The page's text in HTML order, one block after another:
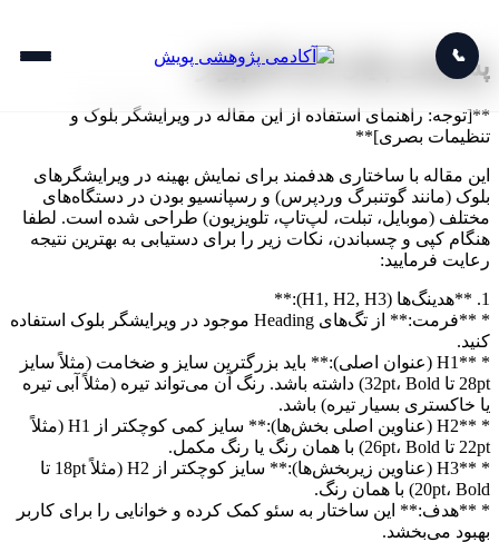
📞
پشتیبانی پایان نامه کامپیوتر
**[توجه: راهنمای استفاده از این مقاله در ویرایشگر بلوک و
تنظیمات بصری]**
این مقاله با ساختاری هدفمند برای نمایش بهینه در ویرایشگرهای
بلوک (مانند گوتنبرگ وردپرس) و رسپانسیو بودن در دستگاه‌های
مختلف (موبایل، تبلت، لپ‌تاپ، تلویزیون) طراحی شده است. لطفا
هنگام کپی و چسباندن، نکات زیر را برای دستیابی به بهترین نتیجه
رعایت فرمایید:
1. **هدینگ‌ها (H1, H2, H3):**
* **فرمت:** از تگ‌های Heading موجود در ویرایشگر بلوک استفاده
کنید.
* **H1 (عنوان اصلی):** باید بزرگترین سایز و ضخامت (مثلاً سایز
28pt تا 32pt، Bold) داشته باشد. رنگ آن می‌تواند تیره (مثلاً آبی تیره
یا خاکستری بسیار تیره) باشد.
* **H2 (عناوین اصلی بخش‌ها):** سایز کمی کوچکتر از H1 (مثلاً
22pt تا 26pt، Bold) با همان رنگ یا رنگ مکمل.
* **H3 (عناوین زیربخش‌ها):** سایز کوچکتر از H2 (مثلاً 18pt تا
20pt، Bold) با همان رنگ.
* **هدف:** این ساختار به سئو کمک کرده و خوانایی را برای کاربر
بهبود می‌بخشد.